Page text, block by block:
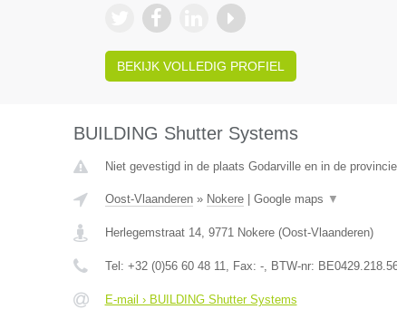
BEKIJK VOLLEDIG PROFIEL
BUILDING Shutter Systems
Niet gevestigd in de plaats Godarville en in de
Oost-Vlaanderen» Nokere| Google maps ▼
Herlegemstraat 14, 9771 Nokere(Oost-Vlaanderen)
Tel: +32 (0)56 60 48 11, Fax: -, BTW-nr:
E-mail › BUILDING Shutter Systems